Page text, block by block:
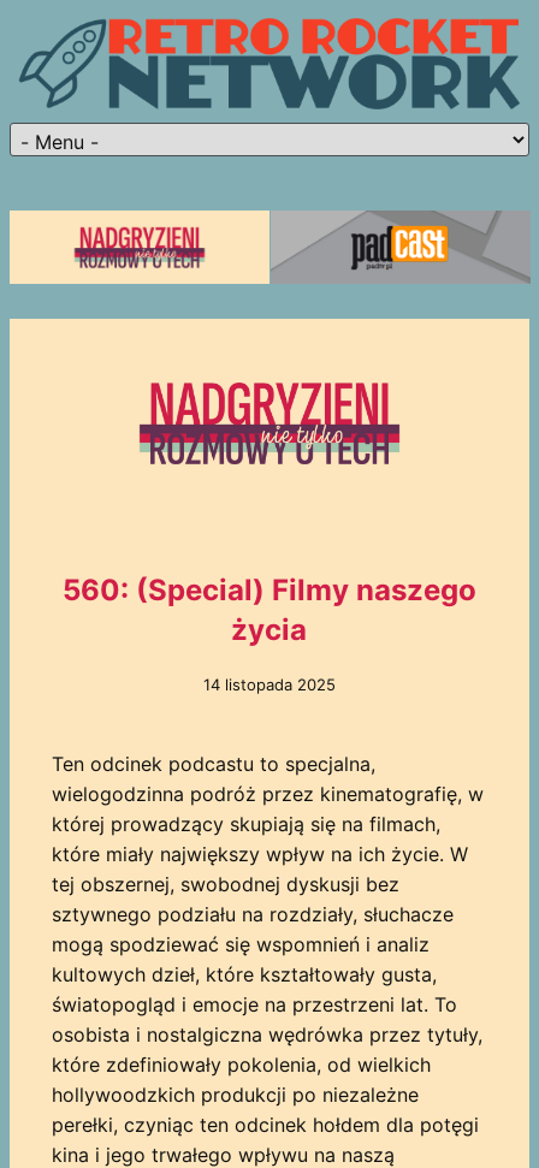
560: (Special) Filmy naszego
życia
14 listopada 2025
Ten odcinek podcastu to specjalna,
wielogodzinna podróż przez kinematografię, w
której prowadzący skupiają się na filmach,
które miały największy wpływ na ich życie. W
tej obszernej, swobodnej dyskusji bez
sztywnego podziału na rozdziały, słuchacze
mogą spodziewać się wspomnień i analiz
kultowych dzieł, które kształtowały gusta,
światopogląd i emocje na przestrzeni lat. To
osobista i nostalgiczna wędrówka przez tytuły,
które zdefiniowały pokolenia, od wielkich
hollywoodzkich produkcji po niezależne
perełki, czyniąc ten odcinek hołdem dla potęgi
kina i jego trwałego wpływu na naszą